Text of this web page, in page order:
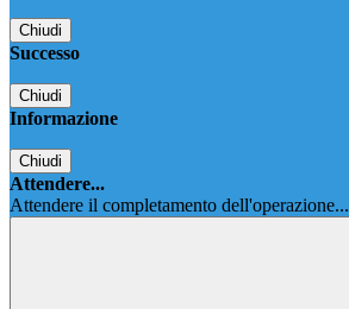
Chiudi
Successo
Chiudi
Informazione
Chiudi
Attendere...
Attendere il completamento dell'operazione...